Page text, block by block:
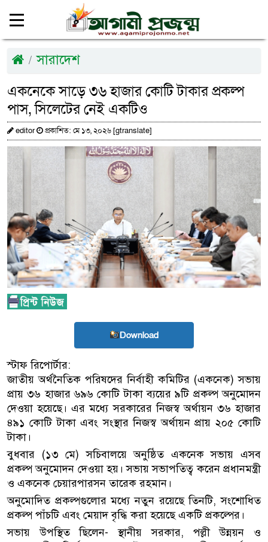
সারাদেশ
একনেকে সাড়ে ৩৬ হাজার কোটি টাকার প্রকল্প
পাস, সিলেটের নেই একটিও
editor প্রকাশিত: মে ১৩, ২০২৬ [gtranslate]
Download
স্টাফ রিপোর্টার:
জাতীয় অর্থনৈতিক পরিষদের নির্বাহী কমিটির (একনেক) সভায়
প্রায় ৩৬ হাজার ৬৯৬ কোটি টাকা ব্যয়ের ৯টি প্রকল্প অনুমোদন
দেওয়া হয়েছে। এর মধ্যে সরকারের নিজস্ব অর্থায়ন ৩৬ হাজার
৪৯১ কোটি টাকা এবং সংস্থার নিজস্ব অর্থায়ন প্রায় ২০৫ কোটি
টাকা।
বুধবার (১৩ মে) সচিবালয়ে অনুষ্ঠিত একনেক সভায় এসব
প্রকল্প অনুমোদন দেওয়া হয়। সভায় সভাপতিত্ব করেন প্রধানমন্ত্রী
ও একনেক চেয়ারপারসন তারেক রহমান।
অনুমোদিত প্রকল্পগুলোর মধ্যে নতুন রয়েছে তিনটি, সংশোধিত
প্রকল্প পাঁচটি এবং মেয়াদ বৃদ্ধি করা হয়েছে একটি প্রকল্পের।
সভায় উপস্থিত ছিলেন- স্থানীয় সরকার, পল্লী উন্নয়ন ও